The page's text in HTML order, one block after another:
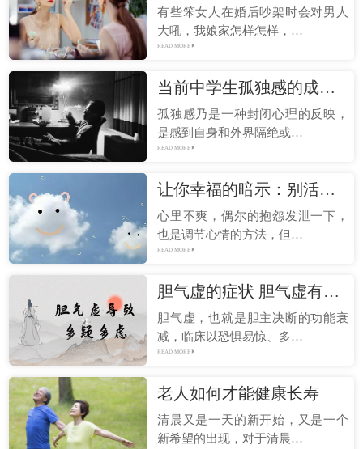
有些笨女人在婚后吵架时会对男人
大吼，我娘家怎样怎样，…
READ MORE
当前中学生孤独感的成因及解决对策
孤独感乃是一种封闭心理的反映，
是感到自身和外界隔绝或…
READ MORE
让你幸福的暗示：别活得太累
心里不爽，偶尔的抱怨发泄一下，
也是调节心情的方法，但…
READ MORE
胆气虚的症状 胆气虚有什么表现？
胆气虚，也就是胆主决断的功能衰
减，临床以恐惧易惊、多…
READ MORE
老人如何才能健康长寿
清晨又是一天的新开始，又是一个
新希望的出现，对于清晨…